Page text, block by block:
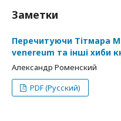
Заметки
Перечитуючи Тітмара
venereum та інші хиби
Александр Роменский
PDF (Русский)